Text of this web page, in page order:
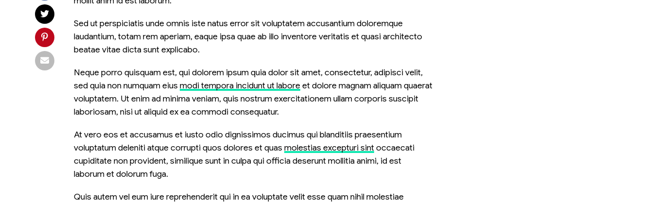
Sed ut perspiciatis unde omnis iste natus error sit voluptatem accusantium doloremque
laudantium, totam rem aperiam, eaque ipsa quae ab illo inventore veritatis et quasi architecto
beatae vitae dicta sunt explicabo.
Neque porro quisquam est, qui dolorem ipsum quia dolor sit amet, consectetur, adipisci velit,
sed quia non numquam eius modi tempora incidunt ut laboreet dolore magnam aliquam quaerat
voluptatem. Ut enim ad minima veniam, quis nostrum exercitationem ullam corporis suscipit
laboriosam, nisi ut aliquid ex ea commodi consequatur.
At vero eos et accusamus et iusto odio dignissimos ducimus qui blanditiis praesentium
voluptatum deleniti atque corrupti quos dolores et quas molestias excepturi sintoccaecati
cupiditate non provident, similique sunt in culpa qui officia deserunt mollitia animi, id est
laborum et dolorum fuga.
Quis autem vel eum iure reprehenderit qui in ea voluptate velit esse quam nihil molestiae